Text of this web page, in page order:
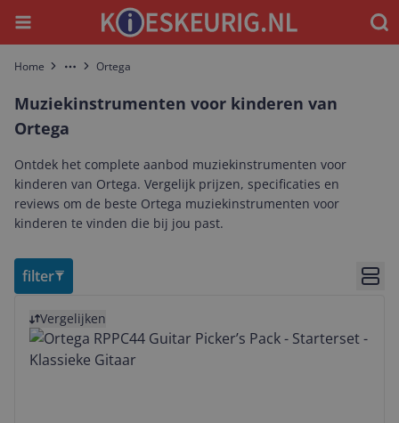
Menu
Home More Ortega
Muziekinstrumenten voor kinderen van
Ortega
Ontdek het complete aanbod muziekinstrumenten voor
kinderen van Ortega. Vergelijk prijzen, specificaties en
reviews om de beste Ortega muziekinstrumenten voor
kinderen te vinden die bij jou past.
filter
Vergelijken